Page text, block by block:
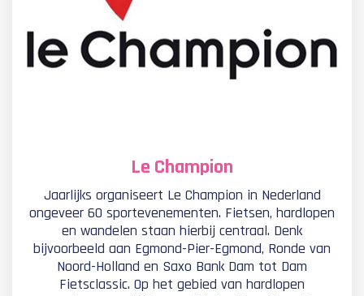
Le Champion
Jaarlijks organiseert Le Champion in Nederland
ongeveer 60 sportevenementen. Fietsen, hardlopen
en wandelen staan hierbij centraal. Denk
bijvoorbeeld aan Egmond-Pier-Egmond, Ronde van
Noord-Holland en Saxo Bank Dam tot Dam
Fietsclassic. Op het gebied van hardlopen